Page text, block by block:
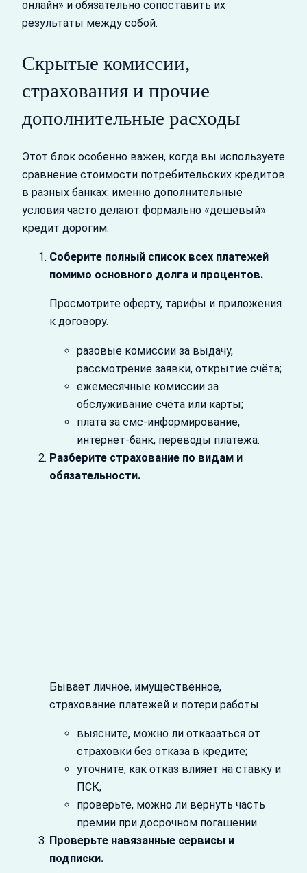
онлайн» и обязательно сопоставить их
результаты между собой.
Скрытые комиссии,
страхования и прочие
дополнительные расходы
Этот блок особенно важен, когда вы используете
сравнение стоимости потребительских кредитов
в разных банках: именно дополнительные
условия часто делают формально «дешёвый»
кредит дорогим.
Соберите полный список всех платежей
помимо основного долга и процентов.
Просмотрите оферту, тарифы и приложения
к договору.
разовые комиссии за выдачу,
рассмотрение заявки, открытие счёта;
ежемесячные комиссии за
обслуживание счёта или карты;
плата за смс‑информирование,
интернет‑банк, переводы платежа.
Разберите страхование по видам и
обязательности.
Бывает личное, имущественное,
страхование платежей и потери работы.
выясните, можно ли отказаться от
страховки без отказа в кредите;
уточните, как отказ влияет на ставку и
ПСК;
проверьте, можно ли вернуть часть
премии при досрочном погашении.
Проверьте навязанные сервисы и
подписки.